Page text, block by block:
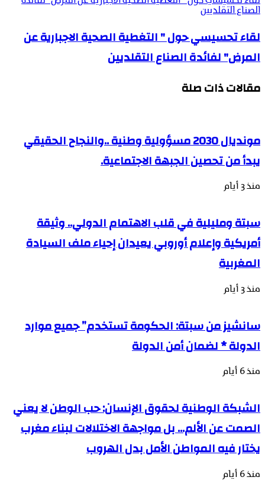
الصناع التقلديين
لقاء تحسيسي حول " التغطية الصحية الاجبارية عن
المرض" لفائدة الصناع التقلديين
مقالات ذات صلة
مونديال 2030 مسؤولية وطنية ..والنجاح الحقيقي
يبدأ من تحصين الجبهة الاجتماعية.
منذ 3 أيام
سبتة ومليلية في قلب الاهتمام الدولي.. وثيقة
أمريكية وإعلام أوروبي يعيدان إحياء ملف السيادة
المغربية
منذ 3 أيام
سانشيز من سبتة: الحكومة تستخدم” جميع موارد
الدولة * لضمان أمن الدولة
منذ 6 أيام
الشبكة الوطنية لحقوق الإنسان: حب الوطن لا يعني
الصمت عن الألم… بل مواجهة الاختلالات لبناء مغرب
يختار فيه المواطن الأمل بدل الهروب
منذ 6 أيام